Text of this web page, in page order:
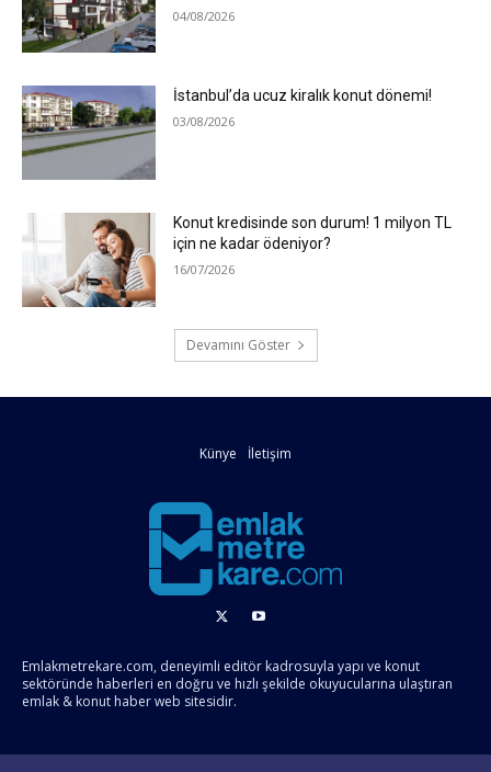
04/08/2026
İstanbul’da ucuz kiralık konut dönemi!
03/08/2026
Konut kredisinde son durum! 1 milyon TL
için ne kadar ödeniyor?
16/07/2026
Devamını Göster
Künye İletişim
Emlakmetrekare.com, deneyimli editör kadrosuyla yapı ve konut
sektöründe haberleri en doğru ve hızlı şekilde okuyucularına ulaştıran
emlak & konut haber web sitesidir.